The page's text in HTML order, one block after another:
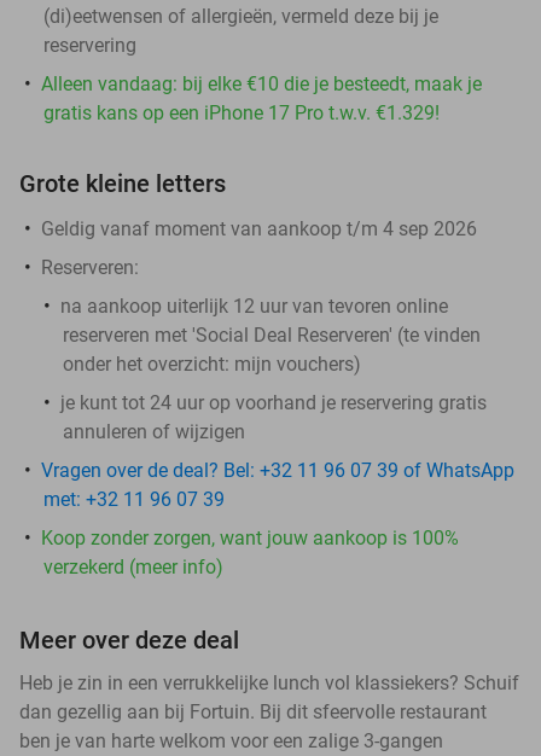
(di)eetwensen of allergieën, vermeld deze bij je
reservering
Alleen vandaag: bij elke €10 die je besteedt, maak je
gratis kans op een iPhone 17 Pro t.w.v. €1.329!
Grote kleine letters
Geldig vanaf moment van aankoop t/m 4 sep 2026
Reserveren:
na aankoop uiterlijk 12 uur van tevoren online
reserveren met 'Social Deal Reserveren' (te vinden
onder het overzicht: mijn vouchers)
je kunt tot 24 uur op voorhand je reservering gratis
annuleren of wijzigen
Vragen over de deal? Bel: +32 11 96 07 39 of WhatsApp
met: +32 11 96 07 39
Koop zonder zorgen, want jouw aankoop is 100%
verzekerd (meer info)
Meer over deze deal
Heb je zin in een verrukkelijke lunch vol klassiekers? Schuif
dan gezellig aan bij Fortuin. Bij dit sfeervolle restaurant
ben je van harte welkom voor een zalige 3-gangen